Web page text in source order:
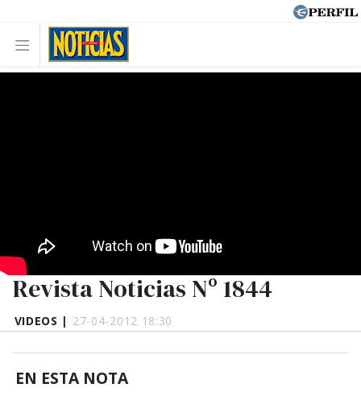
VIDEOS | 27-04-2012 18:30
Revista Noticias Nº 1844
EN ESTA NOTA